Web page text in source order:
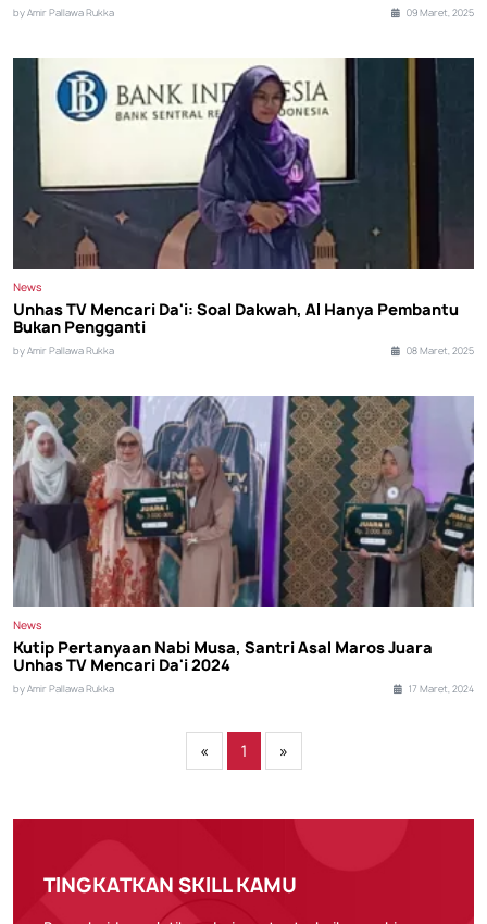
by Amir Pallawa Rukka 09 Maret, 2025
News
Unhas TV Mencari Da'i: Soal Dakwah, AI Hanya Pembantu
Bukan Pengganti
by Amir Pallawa Rukka 08 Maret, 2025
News
Kutip Pertanyaan Nabi Musa, Santri Asal Maros Juara
Unhas TV Mencari Da'i 2024
by Amir Pallawa Rukka 17 Maret, 2024
« 1 »
TINGKATKAN SKILL KAMU